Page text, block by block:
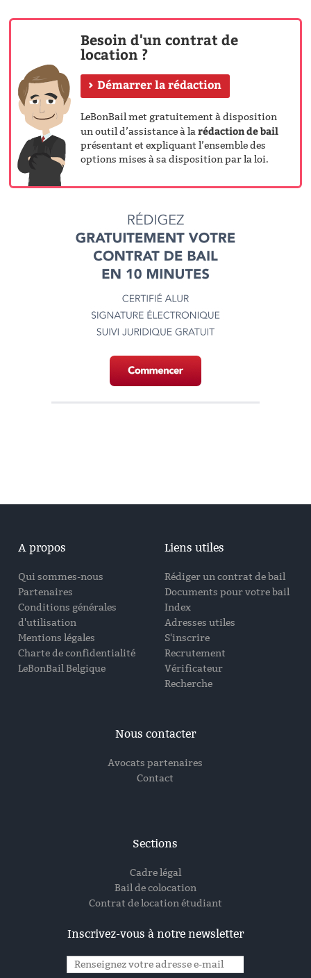
Besoin d'un contrat de
location ?
Démarrer la rédaction
LeBonBail met gratuitement à disposition
un outil d’assistance à larédaction de bail
présentant et expliquant l’ensemble des
options mises à sa disposition par la loi.
A propos
Qui sommes-nous
Partenaires
Conditions générales
d'utilisation
Mentions légales
Charte de confidentialité
LeBonBail Belgique
Liens utiles
Rédiger un contrat de bail
Documents pour votre bail
Index
Adresses utiles
S'inscrire
Recrutement
Vérificateur
Recherche
Nous contacter
Avocats partenaires
Contact
Sections
Cadre légal
Bail de colocation
Contrat de location étudiant
Inscrivez-vous à notre newsletter